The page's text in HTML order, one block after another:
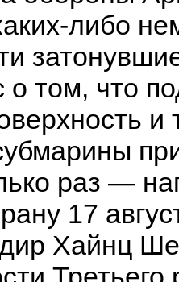
либо
о том, что
раз —
17
Хайнц